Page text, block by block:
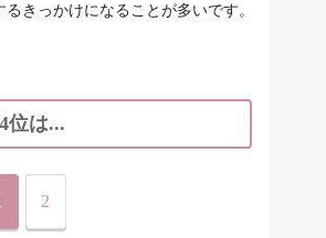
きっかけになることが多いです。
位は...
2